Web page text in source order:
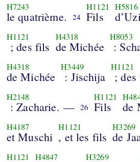
H7243
le quatrième. 24
H1121
Fils
H5816
H1121
; des fils
H4318
de Michée
H8053
:
H4318
de Michée
H3449
: Jischija
H1121
;
H2148
: Zacharie. — 26
H1121
Fils de
H4187
et Muschi
H1121
, et les fils
H3269
de
H1121 H4847 H3269